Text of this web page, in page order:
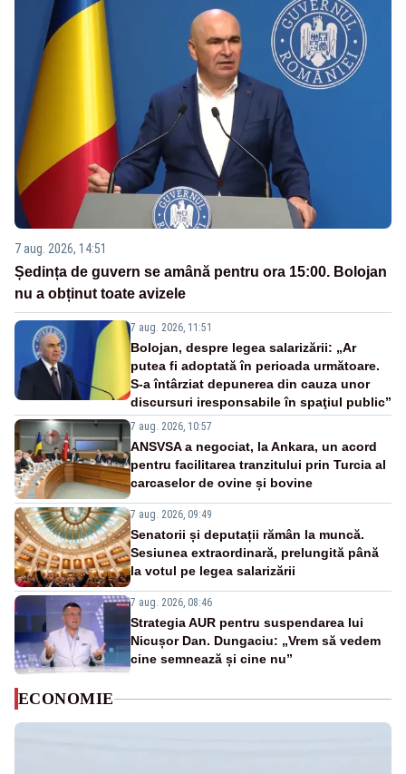
7 aug. 2026, 14:51
Ședința de guvern se amână pentru ora 15:00. Bolojan
nu a obținut toate avizele
7 aug. 2026, 11:51
Bolojan, despre legea salarizării: „Ar
putea fi adoptată în perioada următoare.
S-a întârziat depunerea din cauza unor
discursuri iresponsabile în spaţiul public”
7 aug. 2026, 10:57
ANSVSA a negociat, la Ankara, un acord
pentru facilitarea tranzitului prin Turcia al
carcaselor de ovine și bovine
7 aug. 2026, 09:49
Senatorii și deputații rămân la muncă.
Sesiunea extraordinară, prelungită până
la votul pe legea salarizării
7 aug. 2026, 08:46
Strategia AUR pentru suspendarea lui
Nicușor Dan. Dungaciu: „Vrem să vedem
cine semnează și cine nu”
ECONOMIE